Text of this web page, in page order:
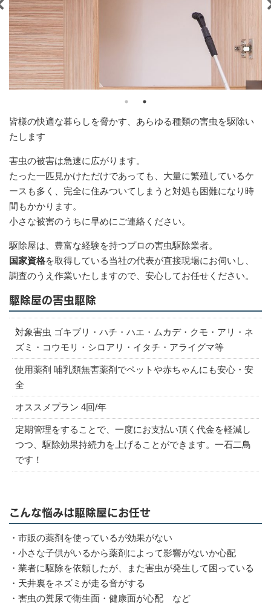
皆様の快適な暮らしを脅かす、あらゆる種類の害虫を駆除い
たします
害虫の被害は急速に広がります。
たった一匹見かけただけであっても、大量に繁殖しているケ
ースも多く、完全に住みついてしまうと対処も困難になり時
間もかかります。
小さな被害のうちに早めにご連絡ください。
駆除屋は、豊富な経験を持つプロの害虫駆除業者。
国家資格を取得している当社の代表が直接現場にお伺いし、
調査のうえ作業いたしますので、安心してお任せください。
駆除屋の害虫駆除
対象害虫 ゴキブリ・ハチ・ハエ・ムカデ・クモ・アリ・ネ
ズミ・コウモリ・シロアリ・イタチ・アライグマ等
使用薬剤 哺乳類無害薬剤でペットや赤ちゃんにも安心・安
全
オススメプラン 4回/年
定期管理をすることで、一度にお支払い頂く代金を軽減し
つつ、駆除効果持続力を上げることができます。一石二鳥
です！
こんな悩みは駆除屋にお任せ
・市販の薬剤を使っているが効果がない
・小さな子供がいるから薬剤によって影響がないか心配
・業者に駆除を依頼したが、また害虫が発生して困っている
・天井裏をネズミが走る音がする
・害虫の糞尿で衛生面・健康面が心配 など